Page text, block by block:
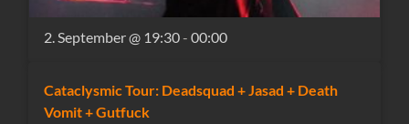
2. September @ 19:30-00:00
Cataclysmic Tour: Deadsquad + Jasad + Death
Vomit + Gutfuck